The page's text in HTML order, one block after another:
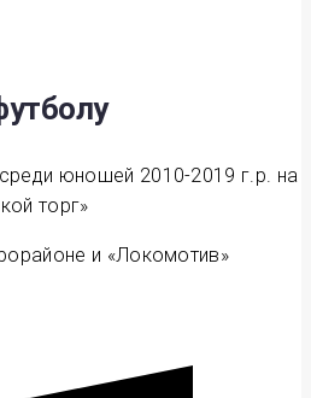
юношей 2010-2019 г.р. на
торг»
и «Локомотив»